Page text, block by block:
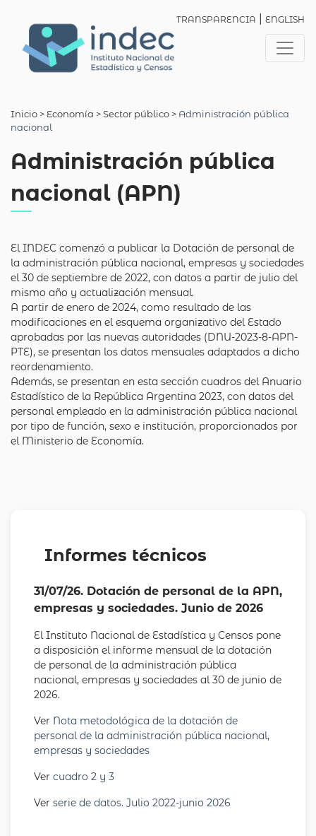
TRANSPARENCIA ENGLISH
Inicio > Economía >Sector público > Administración pública
nacional
Administración pública
nacional (APN)
El INDEC comenzó a publicar la Dotación de personal de
la administración pública nacional, empresas y sociedades
el 30 de septiembre de 2022, con datos a partir de julio del
mismo año y actualización mensual.
A partir de enero de 2024, como resultado de las
modificaciones en el esquema organizativo del Estado
aprobadas por las nuevas autoridades (DNU-2023-8-APN-
PTE), se presentan los datos mensuales adaptados a dicho
reordenamiento.
Además, se presentan en esta sección cuadros del Anuario
Estadístico de la República Argentina 2023, con datos del
personal empleado en la administración pública nacional
por tipo de función, sexo e institución, proporcionados por
el Ministerio de Economía.
Informes técnicos
31/07/26. Dotación de personal de la APN,
empresas y sociedades. Junio de 2026
El Instituto Nacional de Estadística y Censos pone
a disposición el informe mensual de la dotación
de personal de la administración pública
nacional, empresas y sociedades al 30 de junio de
2026.
Ver Nota metodológica de la dotación de
personal de la administración pública nacional,
empresas y sociedades
Ver cuadro 2 y 3
Ver serie de datos. Julio 2022-junio 2026